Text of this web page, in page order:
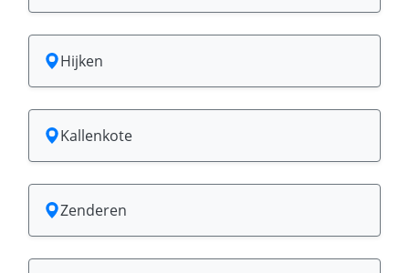
Hijken
Kallenkote
Zenderen